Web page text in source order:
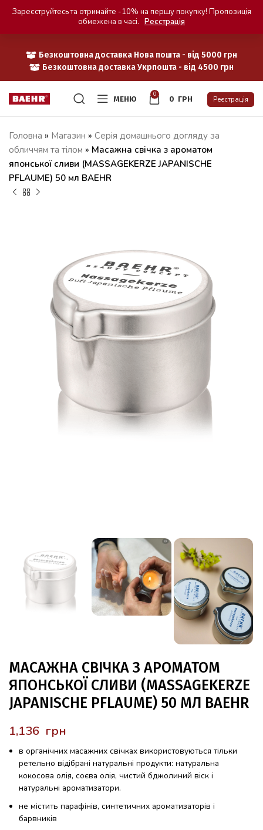
Безкоштовна доставка Нова пошта - від 5000 грн
Безкоштовна доставка Укрпошта - від 4500 грн
МЕНЮ
0
0 ГРН Реєстрація
Головна » Магазин » Серія домашнього догляду за
обличчям та тілом » Масажна свічка з ароматом
японської сливи (MASSAGEKERZE JAPANISCHE
PFLAUME) 50 мл BAEHR
МАСАЖНА СВІЧКА З АРОМАТОМ
ЯПОНСЬКОЇ СЛИВИ (MASSAGEKERZE
JAPANISCHE PFLAUME) 50 МЛ BAEHR
грн
в органічних масажних свічках використовуються тільки
ретельно відібрані натуральні продукти: натуральна
кокосова олія, соєва олія, чистий бджолиний віск і
натуральні ароматизатори.
не містить парафінів, синтетичних ароматизаторів і
барвників
Зареєструйтесь та отримайте -10% на першу покупку! Пропозиція
обмежена в часі. Реєстрація